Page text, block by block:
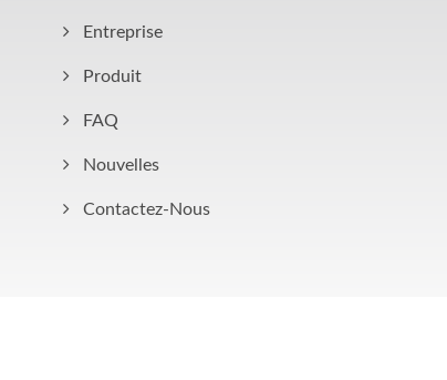
Entreprise
Produit
FAQ
Nouvelles
Contactez-Nous